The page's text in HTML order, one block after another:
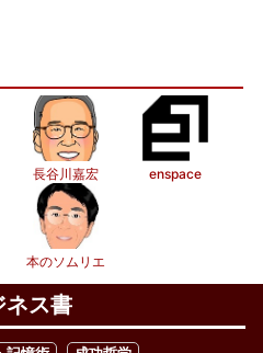
長谷川嘉宏 enspace
本のソムリエ
ネス書